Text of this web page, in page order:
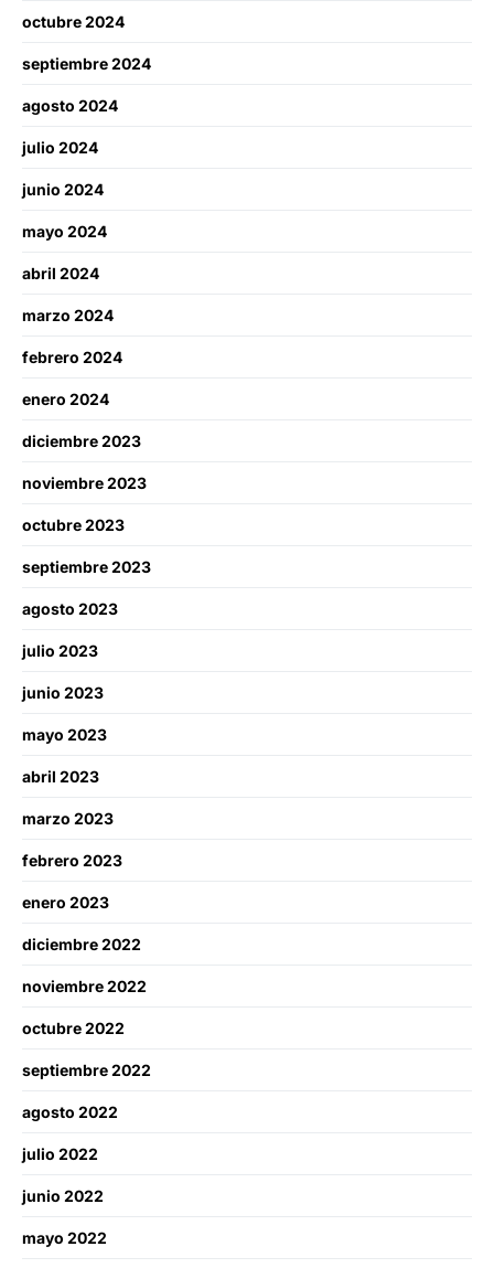
octubre 2024
septiembre 2024
agosto 2024
julio 2024
junio 2024
mayo 2024
abril 2024
marzo 2024
febrero 2024
enero 2024
diciembre 2023
noviembre 2023
octubre 2023
septiembre 2023
agosto 2023
julio 2023
junio 2023
mayo 2023
abril 2023
marzo 2023
febrero 2023
enero 2023
diciembre 2022
noviembre 2022
octubre 2022
septiembre 2022
agosto 2022
julio 2022
junio 2022
mayo 2022